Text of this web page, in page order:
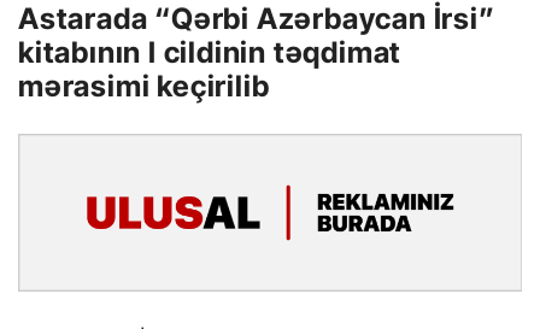
Astarada “Qərbi Azərbaycan İrsi”
kitabının I cildinin təqdimat
mərasimi keçirilib